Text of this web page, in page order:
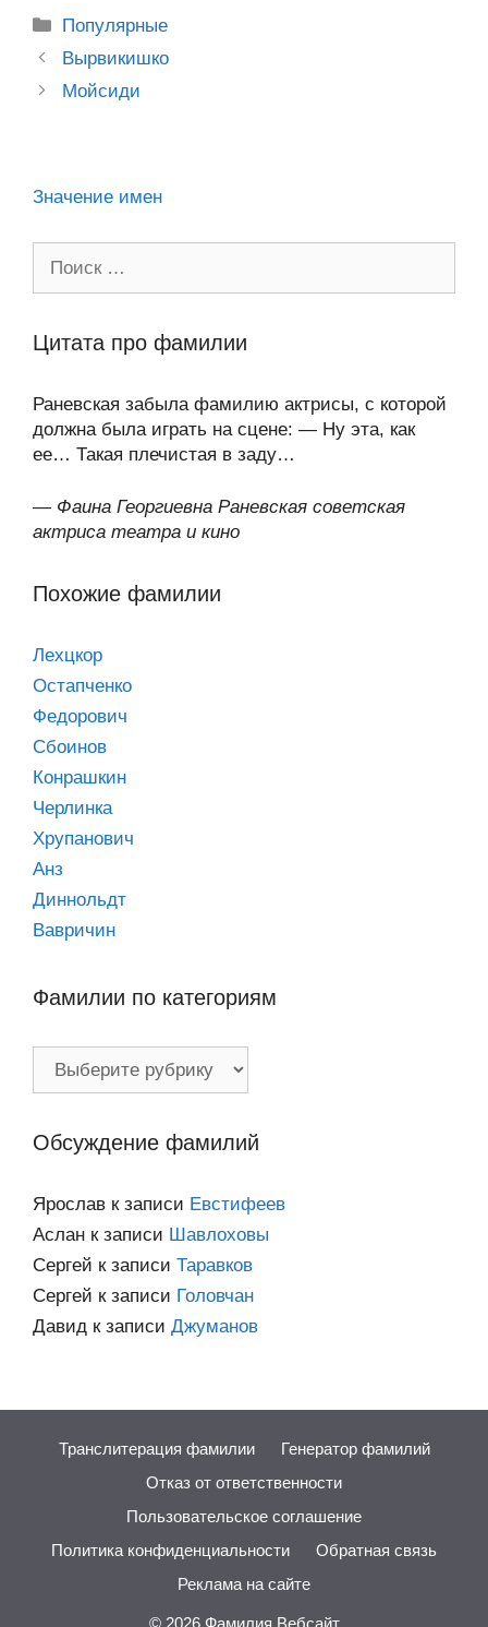
kl
a
ss
b
o
s
A
p
gr
a
m
Рубрики
Популярные
Post
navigation
Вырвикишко
Мойсиди
Значение имен
Цитата про фамилии
Раневская забыла фамилию актрисы, с которой
должна была играть на сцене: — Ну эта, как
ее… Такая плечистая в заду…
— Фаина Георгиевна Раневская советская
актриса театра и кино
Похожие фамилии
Лехцкор
Остапченко
Федорович
Сбоинов
Конрашкин
Черлинка
Хрупанович
Анз
Диннольдт
Вавричин
Фамилии по категориям
Фамилии
Обсуждение фамилий
Ярослав к записи Евстифеев
Аслан к записи Шавлоховы
Сергей к записи Таравков
Сергей к записи Головчан
Давид к записи Джуманов
Транслитерация фамилии
Генератор фамилий
Отказ от ответственности
Пользовательское соглашение
Политика конфиденциальности
Обратная связь
Реклама на сайте
© 2026 Фамилия.Вебсайт